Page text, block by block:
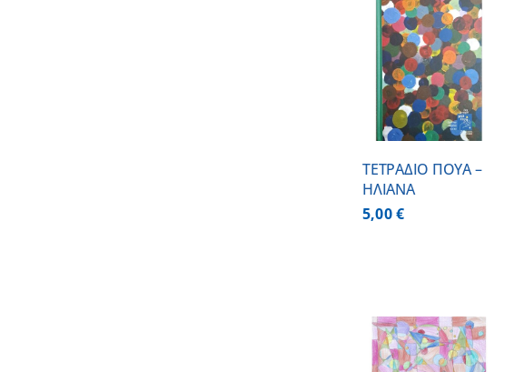
ΤΕΤΡΑΔΙΟ ΠΟΥΑ –
ΗΛΙΑΝΑ
5,00€
ΠΡΟΣΘΗΚΗ ΣΤΟ
ΚΑΛΑΘΙ
ΛΕΠΤΟΜΕΡΕΙΕΣ